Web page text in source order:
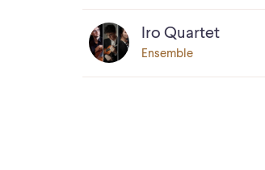
Iro Quartet
Ensemble